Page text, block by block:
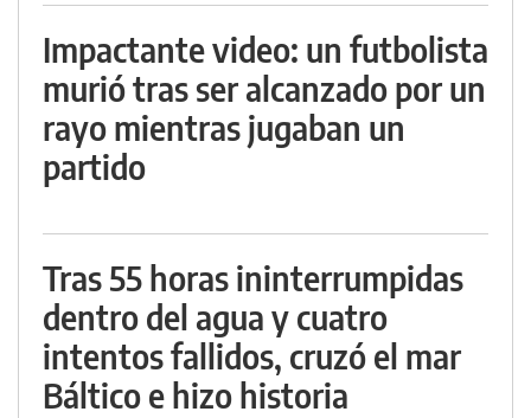
Impactante video: un futbolista
murió tras ser alcanzado por un
rayo mientras jugaban un
partido
Tras 55 horas ininterrumpidas
dentro del agua y cuatro
intentos fallidos, cruzó el mar
Báltico e hizo historia